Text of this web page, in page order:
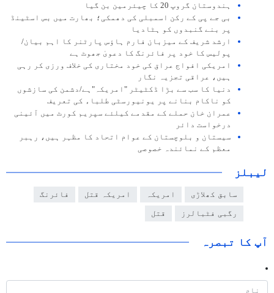
ہندوستان گروپ 20 کا چیئرمین بن گیا
بی جے پی کے رکن اسمبلی کی دھمکی؛ بھارت میں بس اسٹینڈ
پر بنے گنبدوں کو ہٹادیا
ارشد شریف کے میزبان فارم ہاؤس پارٹنر کا اہم بیان/
پولیس کا خود پر فائرنگ کا دعویٰ جھوٹ ہے
امریکی افواج عراق کی خود مختاری کی خلاف ورزی کر رہی
ہیں، عراقی تجزیہ نگار
دنیا کا سب سے بڑا ڈکٹیٹر "امریکہ"ہے/دشمن کی سازشوں
کو ناکام بنانے پر یونیورسٹی طلباء کی تعریف
عمران خان حملے کے مقدمے کیلئے سپریم کورٹ میں آئینی
درخواست دائر
سیستان و بلوچستان کے عوام اتحاد کا مظہر ہیں، رہبر
معظم کے نمائندہ خصوصی
لیبلز
سابق کھلاڑی امریکہ امریکہ قتل فائرنگ
رگبی فٹبالرز قتل
آپ کا تبصرہ